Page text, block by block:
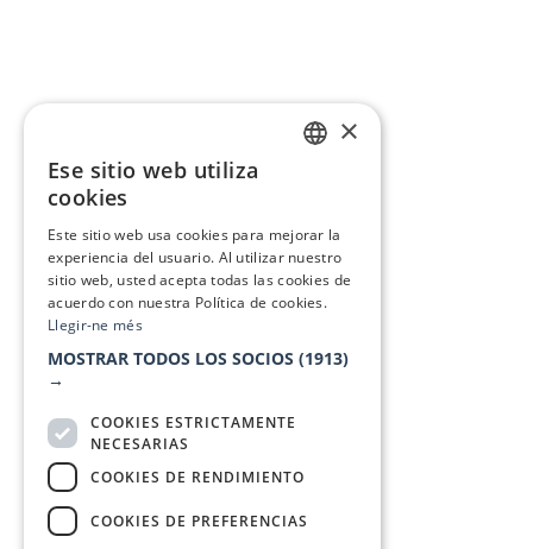
×
Ese sitio web utiliza
cookies
Este sitio web usa cookies para mejorar la
experiencia del usuario. Al utilizar nuestro
sitio web, usted acepta todas las cookies de
acuerdo con nuestra Política de cookies.
Llegir-ne més
MOSTRAR TODOS LOS SOCIOS (1913)
→
COOKIES ESTRICTAMENTE
NECESARIAS
COOKIES DE RENDIMIENTO
COOKIES DE PREFERENCIAS